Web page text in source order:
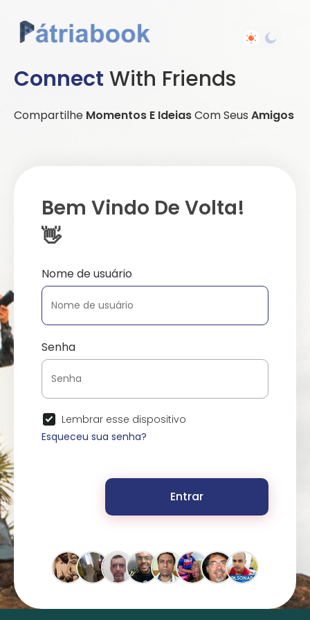
Connect With Friends
Compartilhe Momentos E IdeiasCom Seus Amigos
Bem Vindo De Volta!
👋
Nome de usuário
Senha
Lembrar esse dispositivo
Esqueceu sua senha?
Entrar